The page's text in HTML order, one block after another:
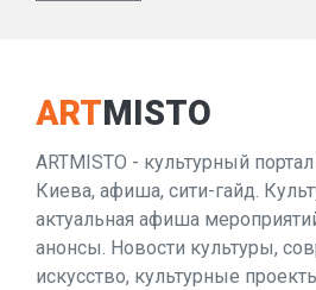
ARTMISTO
ARTMISTO - культурный
Киева, афиша, сити-гайд.
актуальная афиша
анонсы. Новости культуры,
искусство, культурные